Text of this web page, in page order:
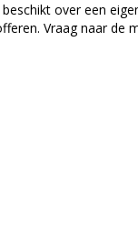
over een
Vraag naar de